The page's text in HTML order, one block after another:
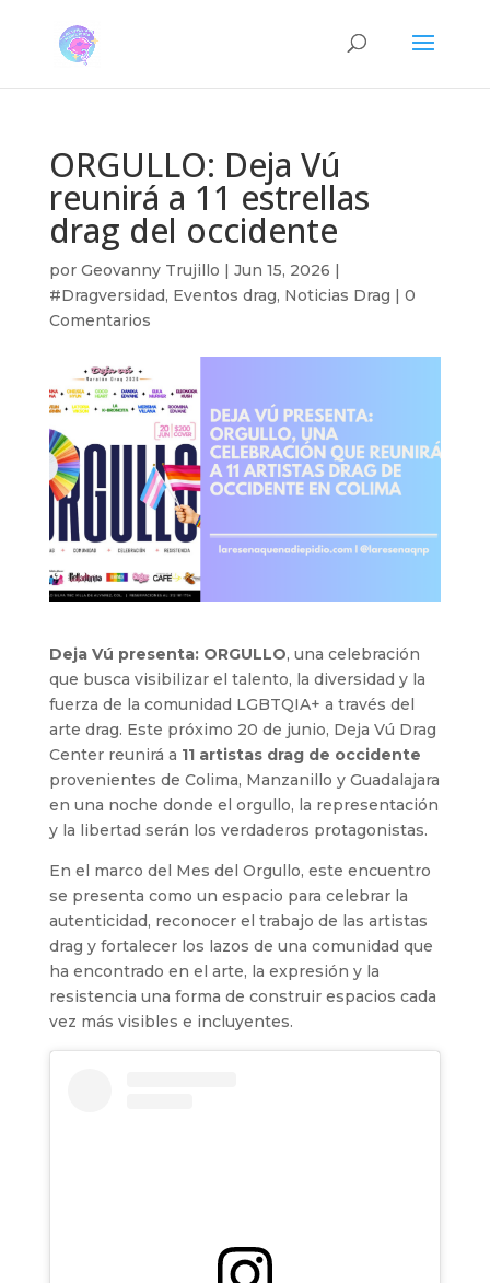
ORGULLO: Deja Vú
reunirá a 11 estrellas
drag del occidente
por Geovanny Trujillo | Jun 15, 2026 |
#Dragversidad, Eventos drag, Noticias Drag | 0
Comentarios
Deja Vú presenta: ORGULLO, una celebración
que busca visibilizar el talento, la diversidad y la
fuerza de la comunidad LGBTQIA+ a través del
arte drag. Este próximo 20 de junio, Deja Vú Drag
Center reunirá a 11 artistas drag de occidente
provenientes de Colima, Manzanillo y Guadalajara
en una noche donde el orgullo, la representación
y la libertad serán los verdaderos protagonistas.
En el marco del Mes del Orgullo, este encuentro
se presenta como un espacio para celebrar la
autenticidad, reconocer el trabajo de las artistas
drag y fortalecer los lazos de una comunidad que
ha encontrado en el arte, la expresión y la
resistencia una forma de construir espacios cada
vez más visibles e incluyentes.